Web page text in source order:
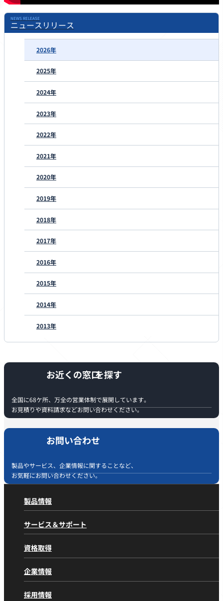
ニュースリリース
NEWS RELEASE
2026年
2025年
2024年
2023年
2022年
2021年
2020年
2019年
2018年
2017年
2016年
2015年
2014年
2013年
お近くの窓口
全国に68ケ所、万全の営業体制で展開しています。
お見積りや資料請求などお問い合わせください。
お問い合わせ
製品やサービス、企業情報に関することなど、
お気軽にお問い合わせください。
製品情報
製品情報トップページ
製品カテゴリから探す
油圧ショベル 標準機
油圧ショベル 小旋回
林業機械
金属リサイクル機械
解体処理機
サービス＆サポート
サービス＆サポート
アフターサービスの取り組み
住友の取り組み
部品供給体制
資格取得
資格取得
千葉教習センター
愛知教習センター
企業情報
企業情報
採用情報